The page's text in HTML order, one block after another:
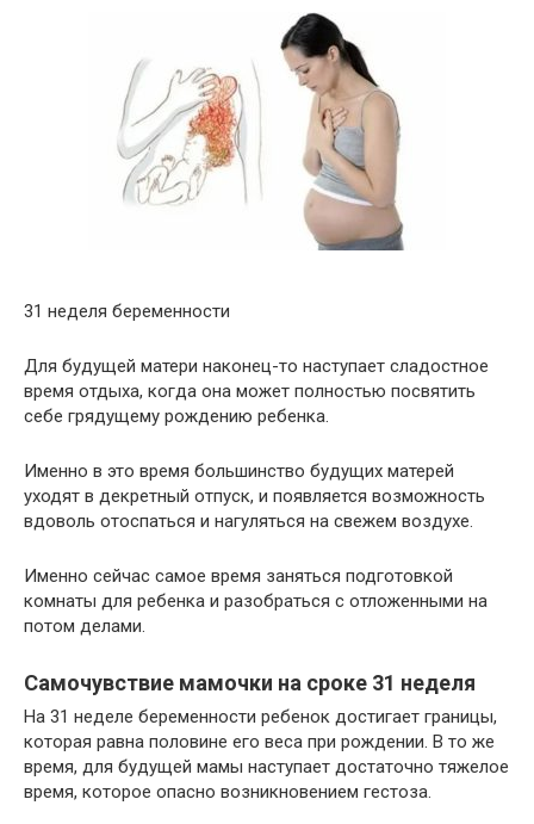
31 неделя беременности
Для будущей матери наконец-то наступает сладостное
время отдыха, когда она может полностью посвятить
себе грядущему рождению ребенка.
Именно в это время большинство будущих матерей
уходят в декретный отпуск, и появляется возможность
вдоволь отоспаться и нагуляться на свежем воздухе.
Именно сейчас самое время заняться подготовкой
комнаты для ребенка и разобраться с отложенными на
потом делами.
Самочувствие мамочки на сроке 31 неделя
На 31 неделе беременности ребенок достигает границы,
которая равна половине его веса при рождении. В то же
время, для будущей мамы наступает достаточно тяжелое
время, которое опасно возникновением гестоза.